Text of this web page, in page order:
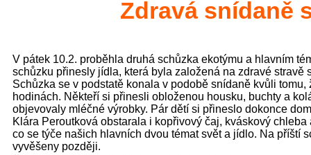
na plovárně (Sportovní akce)
zakončili plavecký výcvik (3.C)
mozaika – projektový den (5.B)
výletě v Hradci Králové (6.A)
Zdravá snídaně
V pátek 10.2. proběhla druhá schůzka ekotýmu a hlavním
schůzku přinesly jídla, která byla založená na zdravé
Schůzka se v podstatě konala v podobě snídaně kvůli
hodinách. Někteří si přinesli obloženou housku, buchty a
objevovaly mléčné výrobky. Pár dětí si přineslo dokonce
Klára Peroutková obstarala i kopřivový čaj, kváskový
co se týče našich hlavních dvou témat svět a jídlo. Na příští
vyvěšeny později.